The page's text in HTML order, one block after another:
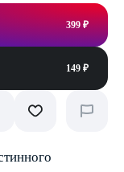
399 ₽
149 ₽